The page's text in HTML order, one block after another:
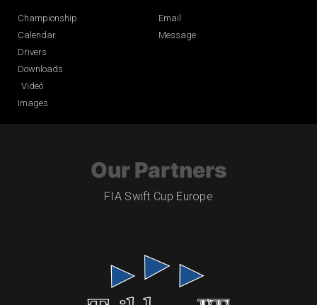
Championship
Calendar
Drivers
Downloads
Videó
Images
Email
Message
Our Partners
FIA Swift Cup Europe